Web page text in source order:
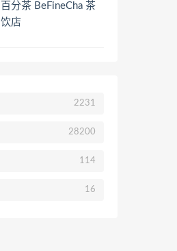
百分茶 BeFineCha 茶
饮店
2231
28200
114
16